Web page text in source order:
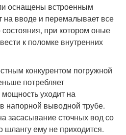
оснащены встроенным
на вводе и перемалывает все
при котором оные
к поломке внутренних
конкурентом погружной
потребляет
мощность уходит на
напорной выводной трубе.
засасывание сточных вод со
шлангу ему не приходится.